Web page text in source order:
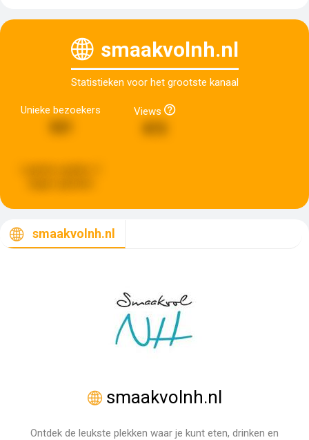
smaakvolnh.nl
Statistieken voor het grootste kanaal
Unieke bezoekers Views
smaakvolnh.nl
smaakvolnh.nl
Ontdek de leukste plekken waar je kunt eten, drinken en